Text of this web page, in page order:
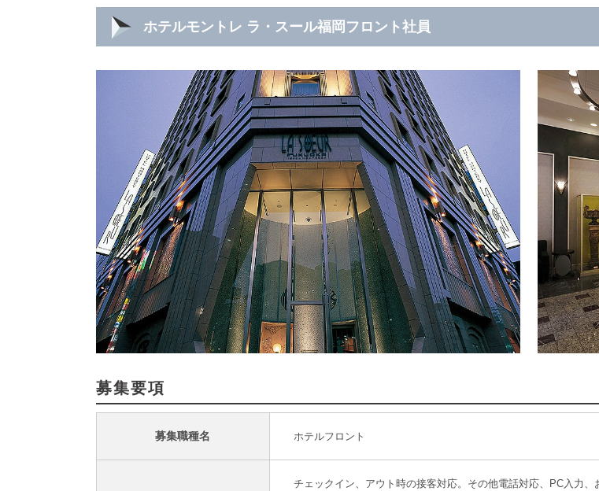
ホテルモントレ ラ・スール福岡フロント社員
募集要項
募集職種名 ホテルフロント
チェックイン、アウト時の接客対応。その他電話対応、PC入力